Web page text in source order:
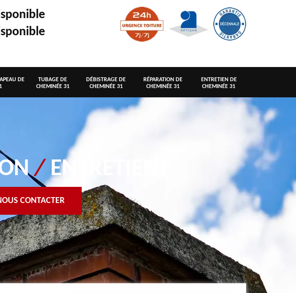
DE
TUBAGE DE
CHEMINÉE 31
DÉBISTRAGE DE
CHEMINÉE 31
RÉPARATION DE
CHEMINÉE 31
ENTRETIEN DE
CHEMINÉE 31
/ ENTRETIENT
CONTACTER